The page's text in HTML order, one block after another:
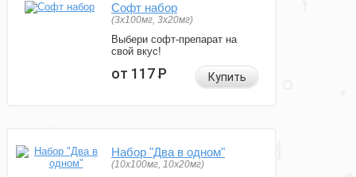
Софт набор
(3x100мг, 3x20мг)
Выбери софт-препарат на
свой вкус!
от 117Р Купить
Набор "Два в одном"
(10x100мг, 10x20мг)